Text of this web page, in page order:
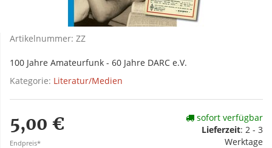
Artikelnummer: ZZ
100 Jahre Amateurfunk - 60 Jahre DARC e.V.
Kategorie: Literatur/Medien
5,00 €
Endpreis*
sofort verfügbar
Lieferzeit: 2 - 3
Werktage